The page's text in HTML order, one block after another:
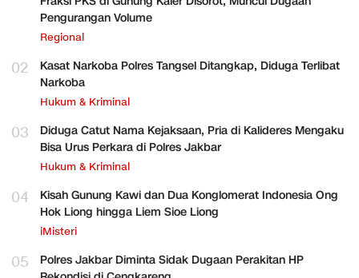
Pengurangan Volume
Regional
02
Kasat Narkoba Polres Tangsel Ditangkap, Diduga Terlibat
Narkoba
Hukum & Kriminal
03
Diduga Catut Nama Kejaksaan, Pria di Kalideres Mengaku
Bisa Urus Perkara di Polres Jakbar
Hukum & Kriminal
04
Kisah Gunung Kawi dan Dua Konglomerat Indonesia Ong
Hok Liong hingga Liem Sioe Liong
iMisteri
05
Polres Jakbar Diminta Sidak Dugaan Perakitan HP